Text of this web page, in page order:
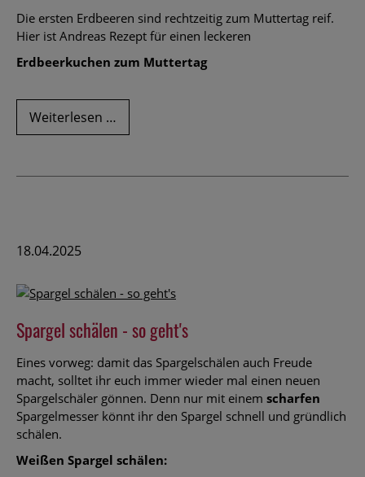
Die ersten Erdbeeren sind rechtzeitig zum Muttertag reif.
Hier ist Andreas Rezept für einen leckeren
Erdbeerkuchen zum Muttertag
Weiterlesen …
zum
18.04.2025
Spargel schälen - so geht's
Eines vorweg: damit das Spargelschälen auch Freude
macht, solltet ihr euch immer wieder mal einen neuen
Spargelschäler gönnen. Denn nur mit einem scharfen
Spargelmesser könnt ihr den Spargel schnell und gründlich
schälen.
Weißen Spargel schälen: